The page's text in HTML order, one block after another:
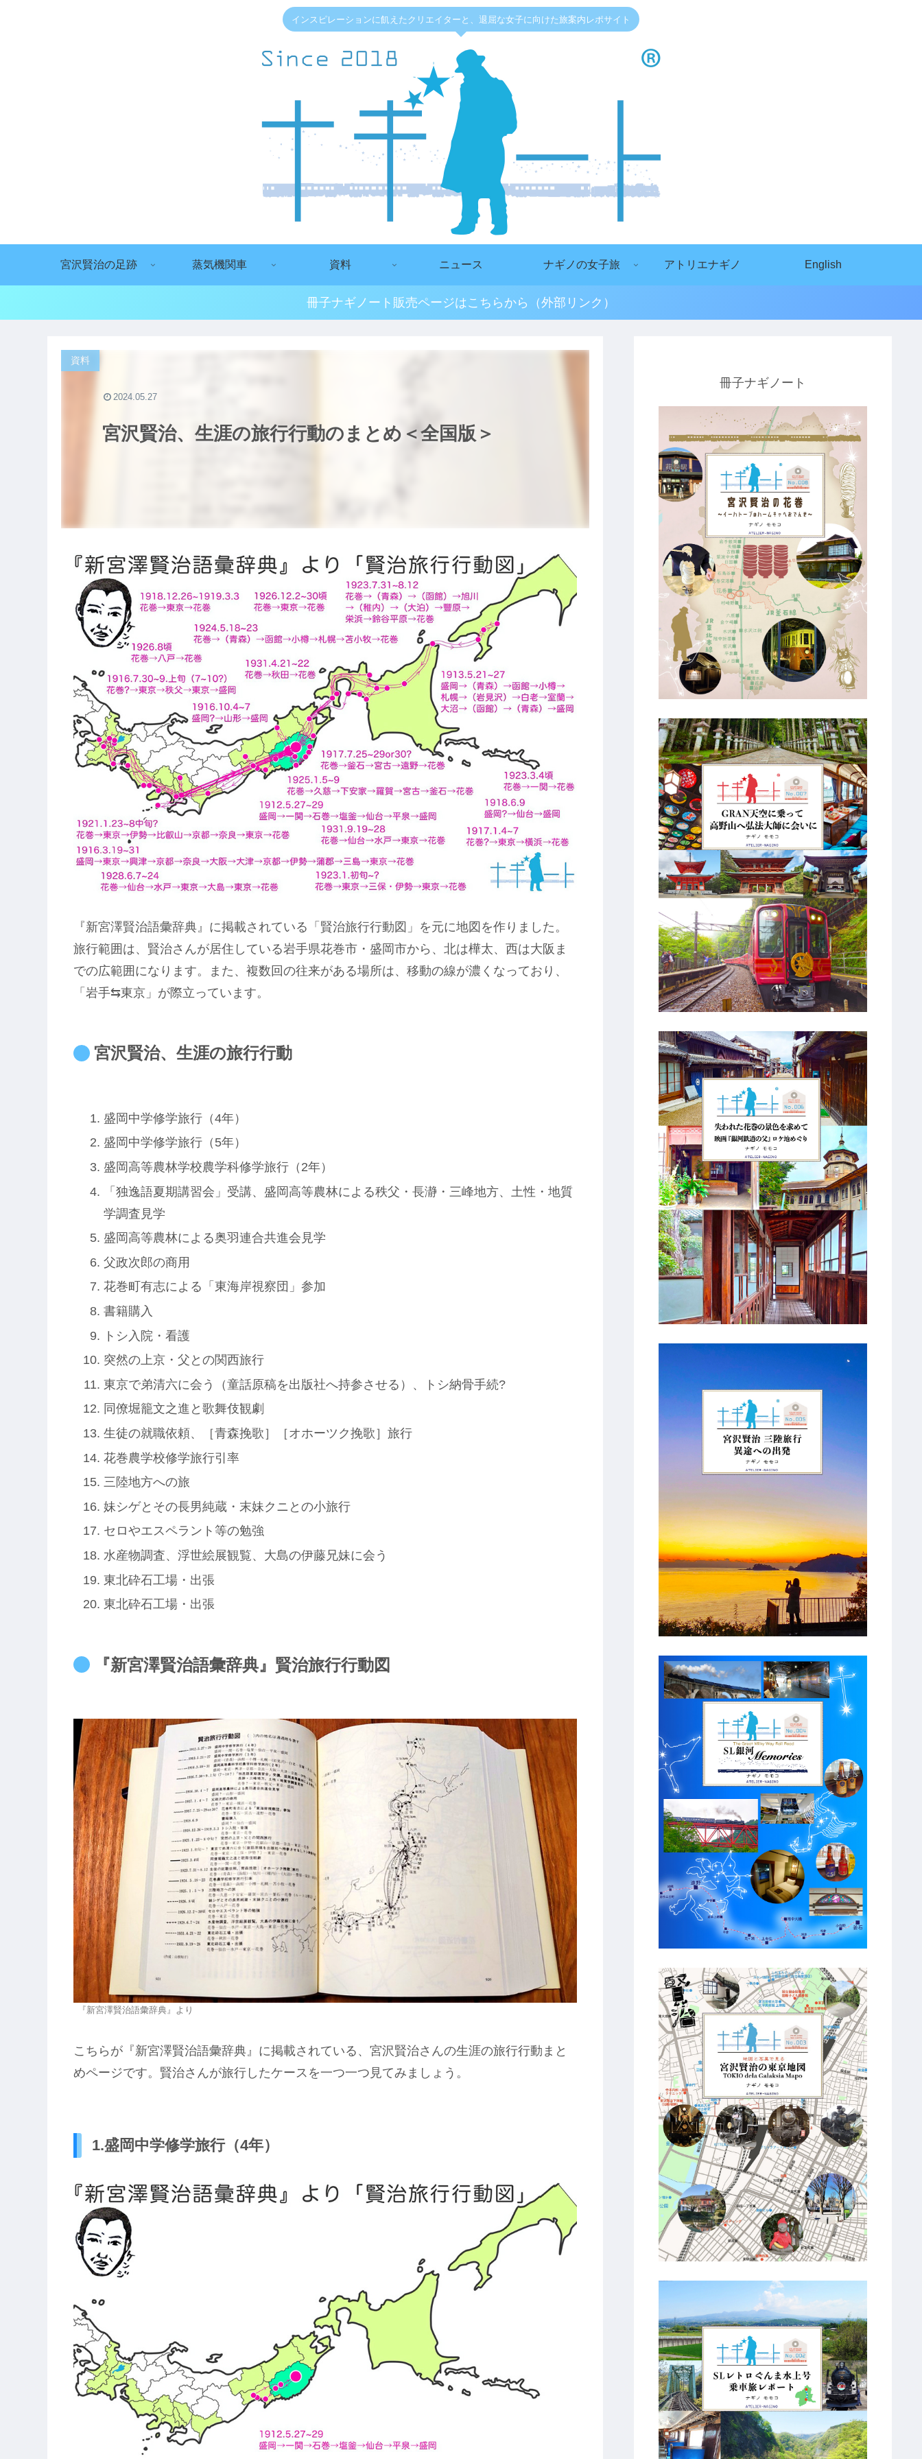
インスピレーションに飢えたクリエイターと、退屈な女子に向けた旅案内レポサイト
宮沢賢治の足跡 蒸気機関車 資料 ニュース ナギノの女子旅 アトリエナギノ English
冊子ナギノート販売ページはこちらから（外部リンク）
宮沢賢治、生涯の旅行行動のまとめ＜全国版＞
資料
2024.05.27
『新宮澤賢治語彙辞典』に掲載されている「賢治旅行行動図」を元に地図を作りました。
旅行範囲は、賢治さんが居住している岩手県花巻市・盛岡市から、北は樺太、西は大阪ま
での広範囲になります。また、複数回の往来がある場所は、移動の線が濃くなっており、
「岩手⇆東京」が際立っています。
宮沢賢治、生涯の旅行行動
盛岡中学修学旅行（4年）
盛岡中学修学旅行（5年）
盛岡高等農林学校農学科修学旅行（2年）
「独逸語夏期講習会」受講、盛岡高等農林による秩父・長瀞・三峰地方、土性・地質
学調査見学
盛岡高等農林による奥羽連合共進会見学
父政次郎の商用
花巻町有志による「東海岸視察団」参加
書籍購入
トシ入院・看護
突然の上京・父との関西旅行
東京で弟清六に会う（童話原稿を出版社へ持参させる）、トシ納骨手続?
同僚堀籠文之進と歌舞伎観劇
生徒の就職依頼、［青森挽歌］［オホーツク挽歌］旅行
花巻農学校修学旅行引率
三陸地方への旅
妹シゲとその長男純蔵・末妹クニとの小旅行
セロやエスペラント等の勉強
水産物調査、浮世絵展観覧、大島の伊藤兄妹に会う
東北砕石工場・出張
東北砕石工場・出張
『新宮澤賢治語彙辞典』賢治旅行行動図
『新宮澤賢治語彙辞典』より
こちらが『新宮澤賢治語彙辞典』に掲載されている、宮沢賢治さんの生涯の旅行行動まと
めページです。賢治さんが旅行したケースを一つ一つ見てみましょう。
1.盛岡中学修学旅行（4年）
冊子ナギノート